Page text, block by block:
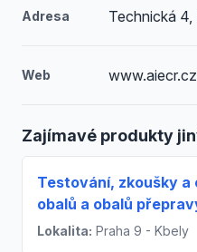
Adresa Technická 4,
Web www.aiecr.cz
Zajímavé produkty
Testování, zkoušky
obalů a obalů
Lokalita: Praha 9 - Kbely